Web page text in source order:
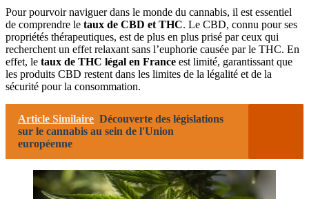
Pour pourvoir naviguer dans le monde du cannabis, il est essentiel
de comprendre le taux de CBD et THC. Le CBD, connu pour ses
propriétés thérapeutiques, est de plus en plus prisé par ceux qui
recherchent un effet relaxant sans l’euphorie causée par le THC. En
effet, le taux de THC légal en France est limité, garantissant que
les produits CBD restent dans les limites de la légalité et de la
sécurité pour la consommation.
Article Similaire Découverte des législations
sur le cannabis au sein de l'Union
européenne